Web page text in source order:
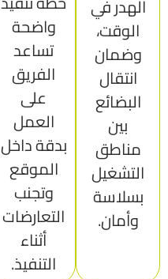
الهدر في
الوقت،
وضمان
انتقال
البضائع
بين
مناطق
التشغيل
بسلاسة
وأمان.
واضحة
تساعد
الفريق
على
العمل
بدقة داخل
الموقع
وتجنب
التعارضات
أثناء
التنفيذ.